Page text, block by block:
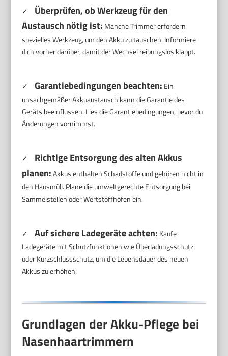
✓
Überprüfen, ob Werkzeug für den
Austausch nötig ist: Manche Trimmer erfordern
spezielles Werkzeug, um den Akku zu tauschen. Informiere
dich vorher darüber, damit der Wechsel reibungslos klappt.
✓ Garantiebedingungen beachten: Ein
unsachgemäßer Akkuaustausch kann die Garantie des
Geräts beeinflussen. Lies die Garantiebedingungen, bevor du
Änderungen vornimmst.
✓
Richtige Entsorgung des alten Akkus
planen:Akkus enthalten Schadstoffe und gehören nicht in
den Hausmüll. Plane die umweltgerechte Entsorgung bei
Sammelstellen oder Wertstoffhöfen ein.
✓ Auf sichere Ladegeräte achten: Kaufe
Ladegeräte mit Schutzfunktionen wie Überladungsschutz
oder Kurzschlussschutz, um die Lebensdauer des neuen
Akkus zu erhöhen.
Grundlagen der Akku-Pflege bei
Nasenhaartrimmern